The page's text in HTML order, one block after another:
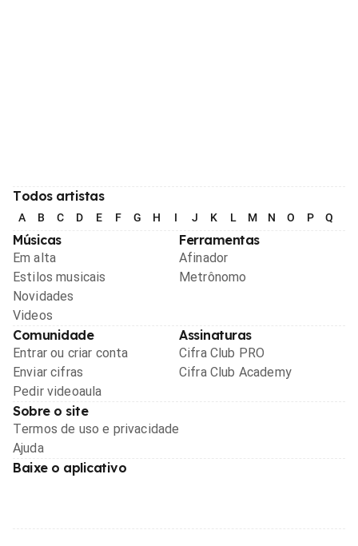
Todos artistas
A B C D E F G H I J K L M N O P Q
Músicas
Em alta
Estilos musicais
Novidades
Videos
Ferramentas
Afinador
Metrônomo
Comunidade
Entrar ou criar conta
Enviar cifras
Pedir videoaula
Assinaturas
Cifra Club PRO
Cifra Club Academy
Sobre o site
Termos de uso e privacidade
Ajuda
Baixe o aplicativo